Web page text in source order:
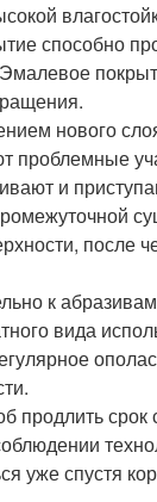
способно
нового
проблемные
и
после
к
вида
продлить срок
уже спустя